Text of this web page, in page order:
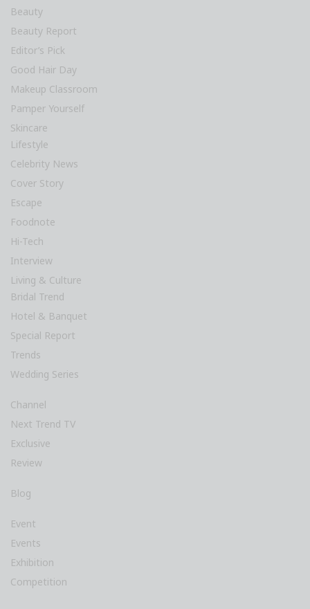
Beauty
Beauty Report
Editor’s Pick
Good Hair Day
Makeup Classroom
Pamper Yourself
Skincare
Lifestyle
Celebrity News
Cover Story
Escape
Foodnote
Hi-Tech
Interview
Living & Culture
Bridal Trend
Hotel & Banquet
Special Report
Trends
Wedding Series
Channel
Next Trend TV
Exclusive
Review
Blog
Event
Events
Exhibition
Competition